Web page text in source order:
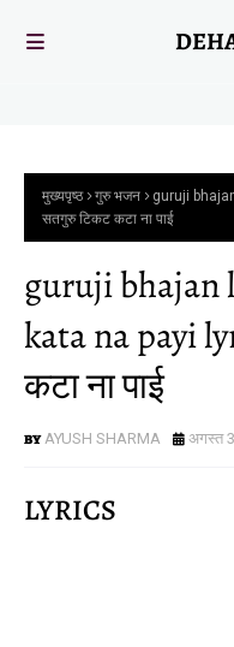
मुख्यपृष्ठ गुरु भजन
guruji
सतगुरु टिकट कटा ना पाई
guruji bhajan
kata na payi
कटा ना पाई
AYUSH SHARMA अगस्त
LYRICS